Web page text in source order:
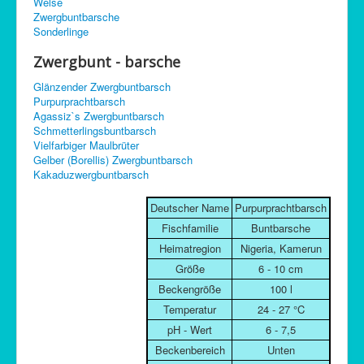
C-Control
Sitemap
Zwergbuntbarsche
Sonderlinge
Zwergbunt - barsche
Glänzender Zwergbuntbarsch
Purpurprachtbarsch
Agassiz`s Zwergbuntbarsch
Schmetterlingsbuntbarsch
Vielfarbiger Maulbrüter
Gelber (Borellis) Zwergbuntbarsch
Kakaduzwergbuntbarsch
Deutscher Name Purpurprachtbarsch
Fischfamilie
Buntbarsche
Heimatregion
Nigeria, Kamerun
Größe
6 - 10 cm
Beckengröße
100 l
Temperatur
24 - 27 °C
pH - Wert
6 - 7,5
Beckenbereich
Unten